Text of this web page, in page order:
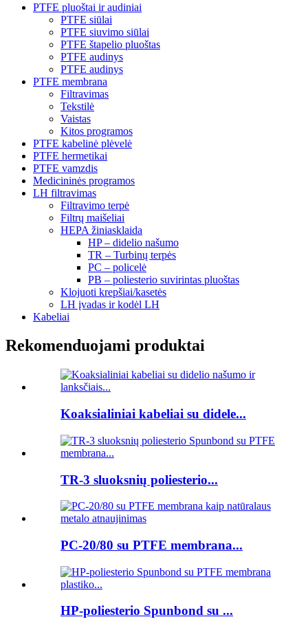
PTFE pluoštai ir audiniai
PTFE siūlai
PTFE siuvimo siūlai
PTFE štapelio pluoštas
PTFE audinys
PTFE audinys
PTFE membrana
Filtravimas
Tekstilė
Vaistas
Kitos programos
PTFE kabelinė plėvelė
PTFE hermetikai
PTFE vamzdis
Medicininės programos
LH filtravimas
Filtravimo terpė
Filtrų maišeliai
HEPA žiniasklaida
HP – didelio našumo
TR – Turbinų terpės
PC – policelė
PB – poliesterio suvirintas pluoštas
Klojuoti krepšiai/kasetės
LH įvadas ir kodėl LH
Kabeliai
Rekomenduojami produktai
Koaksialiniai kabeliai su didele...
TR-3 sluoksnių poliesterio...
PC-20/80 su PTFE membrana...
HP-poliesterio Spunbond su ...